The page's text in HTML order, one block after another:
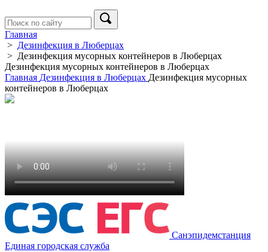
Главная
> Дезинфекция в Люберцах
> Дезинфекция мусорных контейнеров в Люберцах
Дезинфекция мусорных контейнеров в Люберцах
Главная Дезинфекция в Люберцах Дезинфекция мусорных
контейнеров в Люберцах
Санэпидемстанция
Единая городская служба